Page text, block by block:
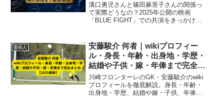
溝口勇児さんと篠田麻里子さんの関係っ
て実際どうなの？2025年公開の映画
「BLUE FIGHT」での共演をきっかけに
しています！
芸能人
安藤駿介 何者｜wikiプロフィー
ル・身長・年齢・出身地・学歴・
結婚や子供・嫁・年俸まで完全ま
とめ【2025最新】
川崎フロンターレのGK・安藤駿介のwiki
プロフィールを徹底解説。身長・年齢・
出身地・学歴、結婚や嫁・子供、年俸ま